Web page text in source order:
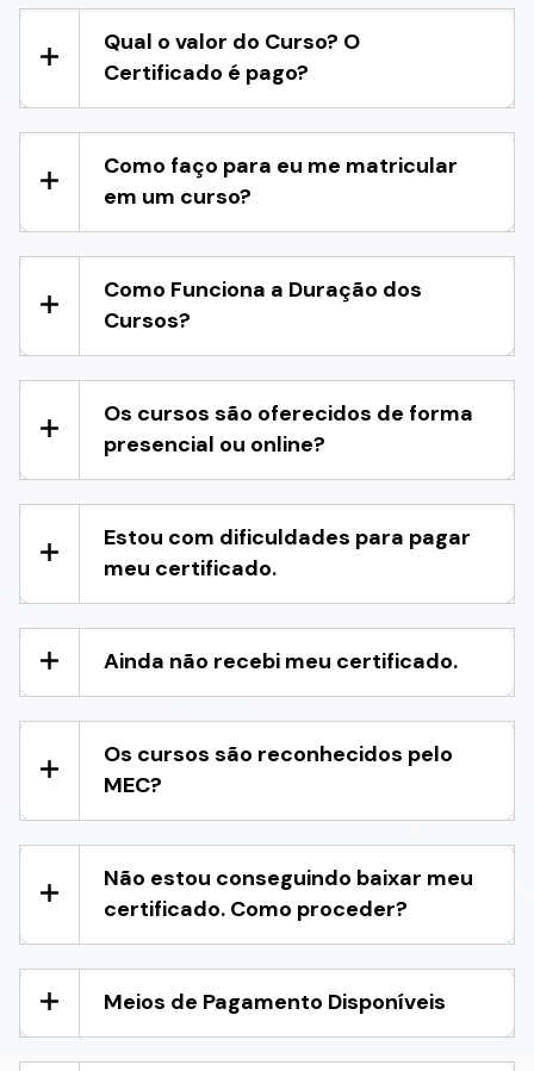
Qual o valor do Curso? O
Certificado é pago?
Como faço para eu me matricular
em um curso?
Como Funciona a Duração dos
Cursos?
Os cursos são oferecidos de forma
presencial ou online?
Estou com dificuldades para pagar
meu certificado.
Ainda não recebi meu certificado.
Os cursos são reconhecidos pelo
MEC?
Não estou conseguindo baixar meu
certificado. Como proceder?
Meios de Pagamento Disponíveis